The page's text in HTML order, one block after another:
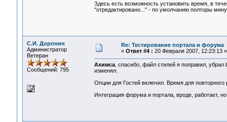
Здесь есть возможность установить время, в
"отредактировано..." - по умолчанию полторы
С.И. Доронин
Администратор
Ветеран
Сообщений: 795
Re: Тестирование портала и форума
« Ответ #4 : 20 Февраля 2007, 12:23:13 »
Ахимса, спасибо, файл стилей я поправил,
изменял.
Опции для Гостей включил. Время для повторного
Интеграция форума и портала, вроде, работает,